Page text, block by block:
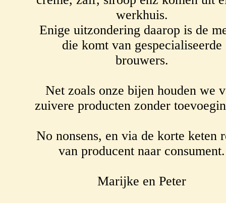
werkhuis.
Enige uitzondering daarop is de
die komt van gespecialiseerde
brouwers.
Net zoals onze bijen houden we
zuivere producten zonder
No nonsens, en via de korte keten
van producent naar consument.
Marijke en Peter